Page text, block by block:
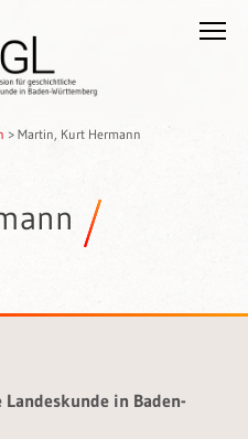
> Martin, Kurt Hermann
in Baden-